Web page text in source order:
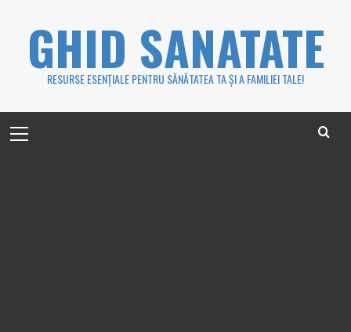
GHID SANATATE
RESURSE ESENȚIALE PENTRU SĂNĂTATEA TA ȘI A FAMILIEI TALE!
Menu